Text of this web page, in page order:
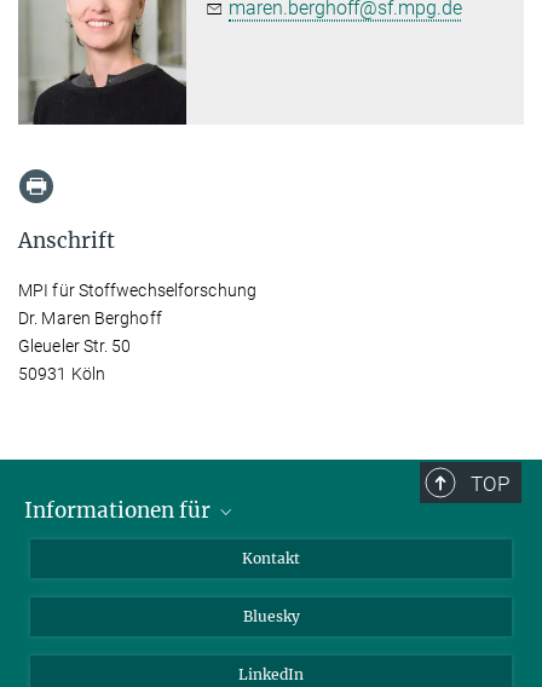
maren.berghoff@sf.mpg.de
Anschrift
MPI für Stoffwechselforschung
Dr. Maren Berghoff
Gleueler Str. 50
50931 Köln
TOP
Informationen für
Bewerbende
Forschende
Kontakt
Bluesky
LinkedIn